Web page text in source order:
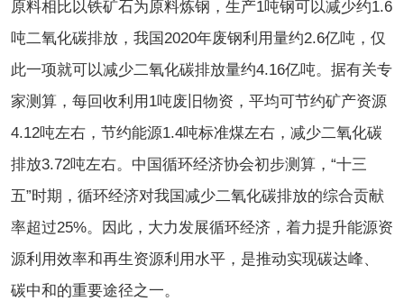
原料相比以铁矿石为原料炼钢，生产1吨钢可以减少约1.6
吨二氧化碳排放，我国2020年废钢利用量约2.6亿吨，仅
此一项就可以减少二氧化碳排放量约4.16亿吨。据有关专
家测算，每回收利用1吨废旧物资，平均可节约矿产资源
4.12吨左右，节约能源1.4吨标准煤左右，减少二氧化碳
排放3.72吨左右。中国循环经济协会初步测算，“十三
五”时期，循环经济对我国减少二氧化碳排放的综合贡献
率超过25%。因此，大力发展循环经济，着力提升能源资
源利用效率和再生资源利用水平，是推动实现碳达峰、
碳中和的重要途径之一。